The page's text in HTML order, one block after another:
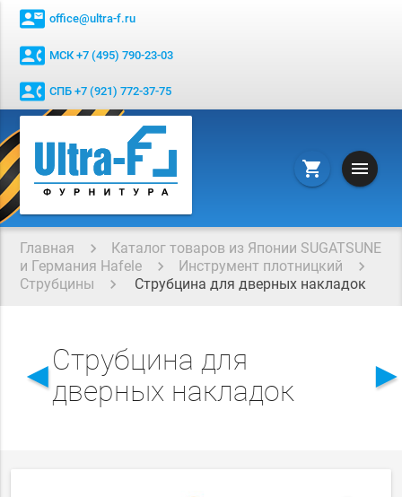
contact_mail office@ultra-f.ru
contact_phone МСК +7 (495) 790-23-03
contact_phone СПБ +7 (921) 772-37-75
shopping_cart menu
Главная
Каталог товаров из Японии SUGATSUNE
и Германия Hafele
Инструмент плотницкий
Струбцины
Струбцина для дверных накладок
◄Струбцина для
дверных накладок